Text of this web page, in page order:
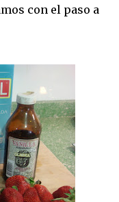
con el paso a